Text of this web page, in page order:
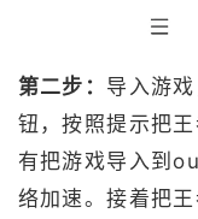
第二步： 导入游
钮，按照提示把
有把游戏导入到
络加速。接着把